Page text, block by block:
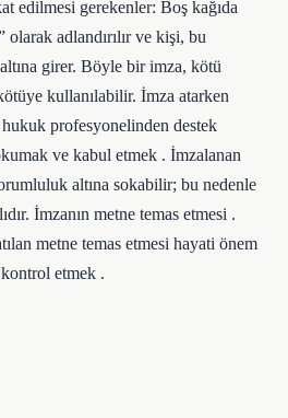
edilmesi gerekenler: Boş kağıda
olarak adlandırılır ve kişi, bu
girer. Böyle bir imza, kötü
kullanılabilir. İmza atarken
profesyonelinden destek
ve kabul etmek . İmzalanan
altına sokabilir; bu nedenle
İmzanın metne temas etmesi .
metne temas etmesi hayati önem
kontrol etmek .